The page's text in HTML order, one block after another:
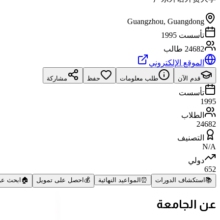
Guangzhou, Guangdong
تأسست 1995
24682 طالب
الموقع الإلكتروني
قدم الآن طلب معلومات حفظ مشاركة
تأسست
1995
الطلاب
24682
التصنيف
N/A
دولي
652
📚 استكشاف الدورات ⏰ المواعيد النهائية 💰 احصل على تمويل 🏠 ابحث
عن الجامعة